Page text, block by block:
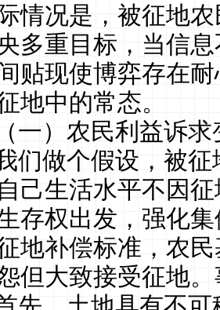
情况是，被征地
多重目标，当信
贴现使博弈存在
地中的常态。
一）农民利益诉求
们做个假设，被
己生活水平不因
存权出发，强化
地补偿标准，农
但大致接受征地